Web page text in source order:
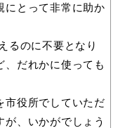
イベント情報
にとって非常に助か
るのに不要となり
、だれかに使っても
役所でしていただ
、いかがでしょう